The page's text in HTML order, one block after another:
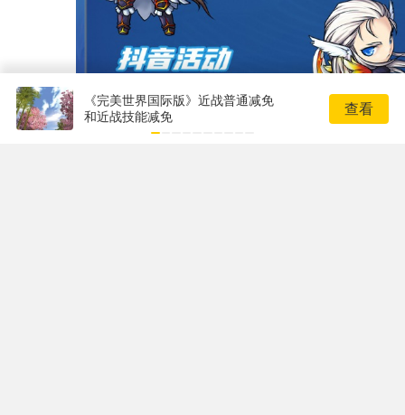
《完美世界国际版》近战普通减免
和近战技能减免
查看